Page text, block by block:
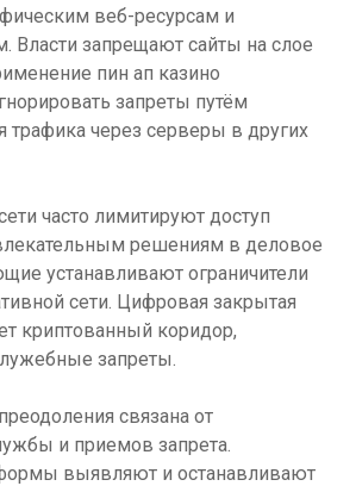
веб-ресурсам и
Власти запрещают сайты на слое
пин ап казино
запреты путём
трафика через серверы в других
часто лимитируют доступ
решениям в деловое
устанавливают ограничители
сети. Цифровая закрытая
криптованный коридор,
запреты.
связана от
и приемов запрета.
выявляют и останавливают